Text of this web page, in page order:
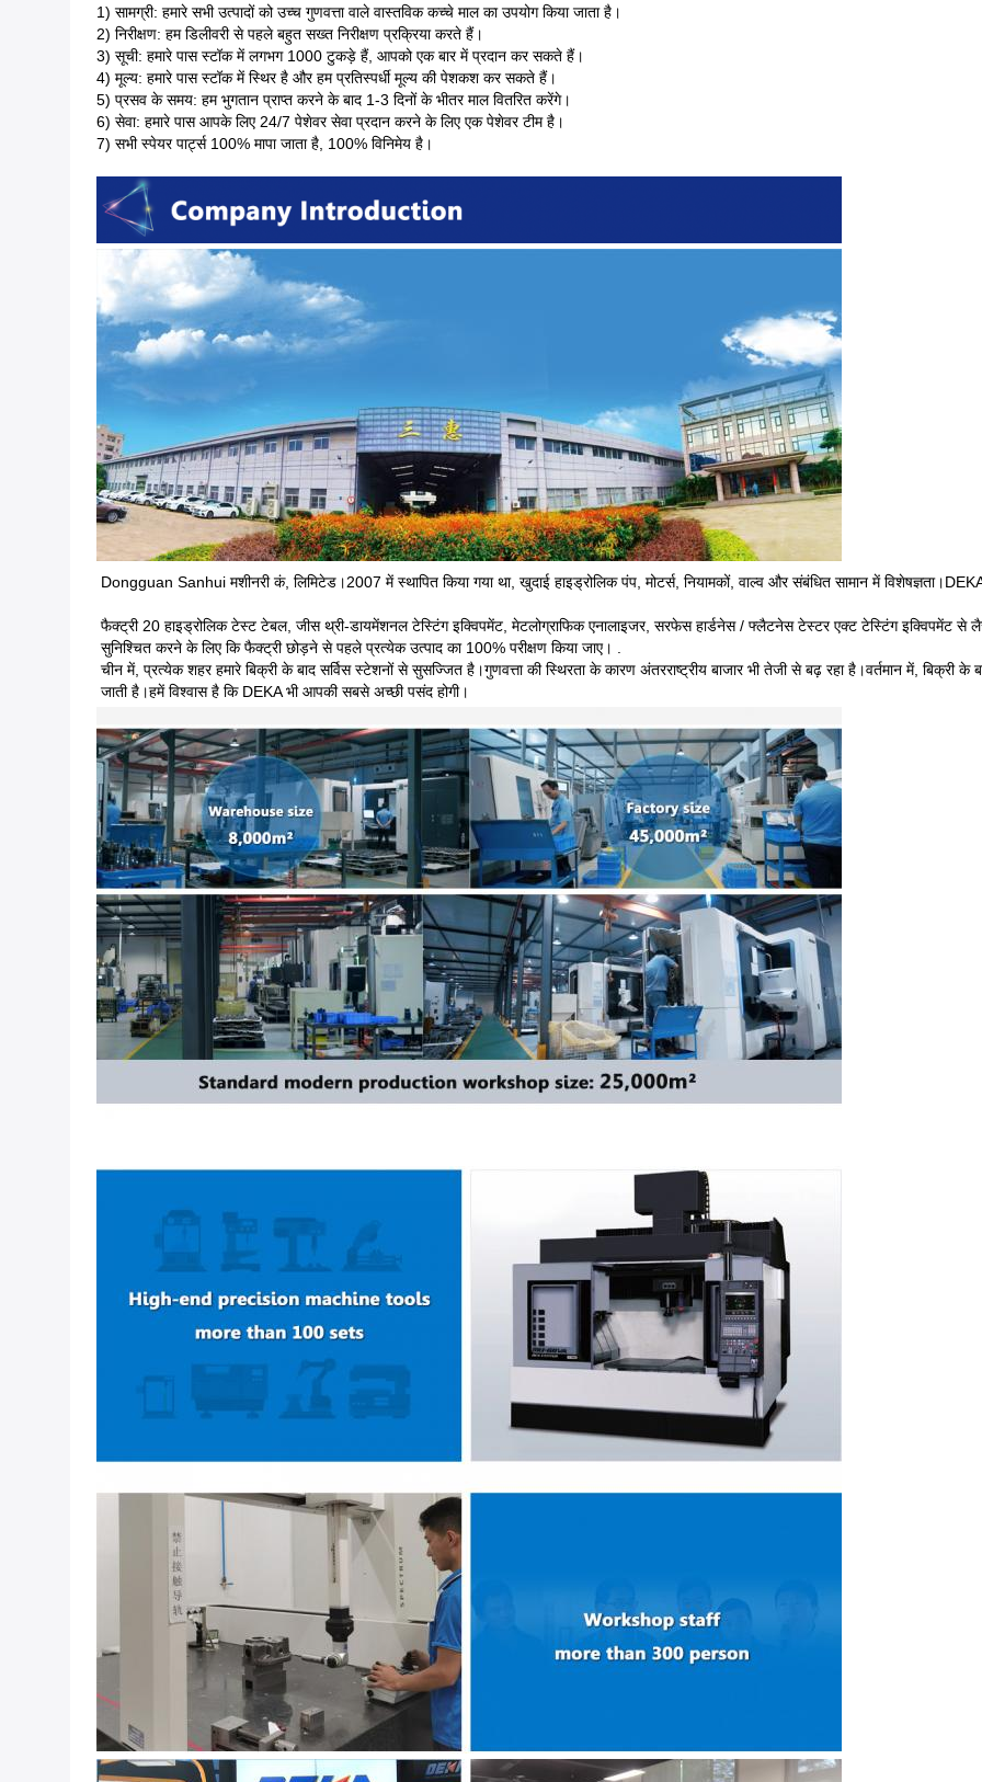
1) सामग्री: हमारे सभी उत्पादों को उच्च गुणवत्ता वाले वास्तविक कच्चे माल का उपयोग किया जाता है।
2) निरीक्षण: हम डिलीवरी से पहले बहुत सख्त निरीक्षण प्रक्रिया करते हैं।
3) सूची: हमारे पास स्टॉक में लगभग 1000 टुकड़े हैं, आपको एक बार में प्रदान कर सकते हैं।
4) मूल्य: हमारे पास स्टॉक में स्थिर है और हम प्रतिस्पर्धी मूल्य की पेशकश कर सकते हैं।
5) प्रसव के समय: हम भुगतान प्राप्त करने के बाद 1-3 दिनों के भीतर माल वितरित करेंगे।
6) सेवा: हमारे पास आपके लिए 24/7 पेशेवर सेवा प्रदान करने के लिए एक पेशेवर टीम है।
7) सभी स्पेयर पार्ट्स 100% मापा जाता है, 100% विनिमेय है।
Dongguan Sanhui मशीनरी कं, लिमिटेड।2007 में स्थापित किया गया था, खुदाई हाइड्रोलिक पंप, मोटर्स, नियामकों, वाल्व और संबंधित सामान में विशेषज्ञता।DEKA
फैक्ट्री 20 हाइड्रोलिक टेस्ट टेबल, जीस थ्री-डायमेंशनल टेस्टिंग इक्विपमेंट, मेटलोग्राफिक एनालाइजर, सरफेस हार्डनेस / फ्लैटनेस टेस्टर एक्ट टेस्टिंग
सुनिश्चित करने के लिए कि फैक्ट्री छोड़ने से पहले प्रत्येक उत्पाद का 100% परीक्षण किया जाए। .
चीन में, प्रत्येक शहर हमारे बिक्री के बाद सर्विस स्टेशनों से सुसज्जित है।गुणवत्ता की स्थिरता के कारण अंतरराष्ट्रीय बाजार भी तेजी से बढ़ रहा है।वर्तमान में, बिक्री के
जाती है।हमें विश्वास है कि DEKA भी आपकी सबसे अच्छी पसंद होगी।